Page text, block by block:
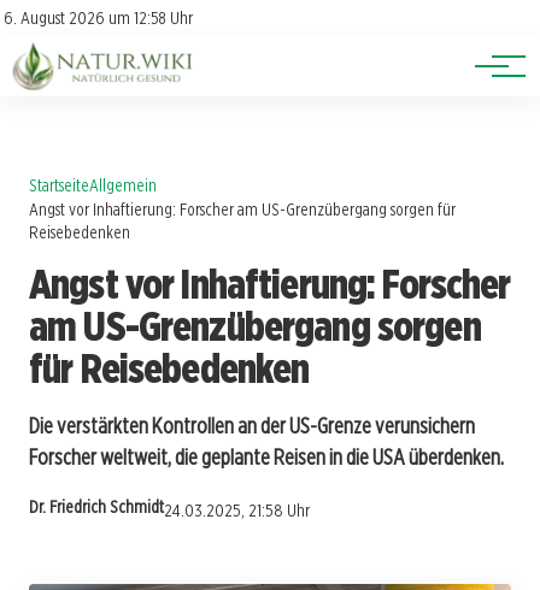
6. August 2026 um 12:58 Uhr
Account
Newsletter
Lexikon
Themen
StartseiteAllgemein
Angst vor Inhaftierung: Forscher am US-Grenzübergang sorgen für
Reisebedenken
Angst vor Inhaftierung: Forscher
am US-Grenzübergang sorgen
für Reisebedenken
Die verstärkten Kontrollen an der US-Grenze verunsichern
Forscher weltweit, die geplante Reisen in die USA überdenken.
Dr. Friedrich Schmidt24.03.2025, 21:58 Uhr